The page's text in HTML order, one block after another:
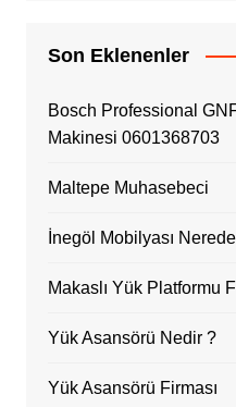
Son Eklenenler
Bosch Professional
Makinesi 0601368703
Maltepe Muhasebeci
İnegöl Mobilyası
Makaslı Yük Platformu
Yük Asansörü Nedir ?
Yük Asansörü Firması